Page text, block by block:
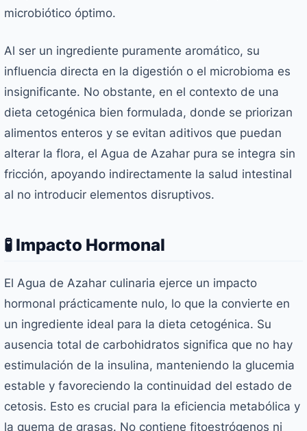
microbiótico óptimo.
Al ser un ingrediente puramente aromático, su
influencia directa en la digestión o el microbioma es
insignificante. No obstante, en el contexto de una
dieta cetogénica bien formulada, donde se priorizan
alimentos enteros y se evitan aditivos que puedan
alterar la flora, el Agua de Azahar pura se integra sin
fricción, apoyando indirectamente la salud intestinal
al no introducir elementos disruptivos.
🧪 Impacto Hormonal
El Agua de Azahar culinaria ejerce un impacto
hormonal prácticamente nulo, lo que la convierte en
un ingrediente ideal para la dieta cetogénica. Su
ausencia total de carbohidratos significa que no hay
estimulación de la insulina, manteniendo la glucemia
estable y favoreciendo la continuidad del estado de
cetosis. Esto es crucial para la eficiencia metabólica y
la quema de grasas. No contiene fitoestrógenos ni